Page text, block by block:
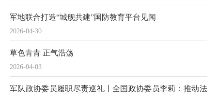
2026-04-30
军地联合打造“城舰共建”国防教育平台见闻
2026-04-03
草色青青 正气浩荡
军队政协委员履职尽责巡礼丨全国政协委员李莉：推动法